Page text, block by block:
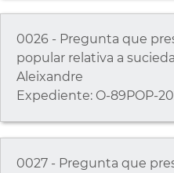
0026 - Pregunta que
popular relativa a
Aleixandre
Expediente: O-89POP-
0027 - Pregunta que